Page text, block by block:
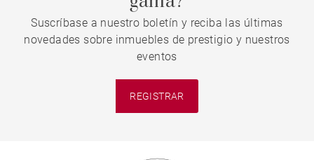
Suscríbase a nuestro boletín y reciba las últimas
novedades sobre inmuebles de prestigio y nuestros
eventos
REGISTRAR